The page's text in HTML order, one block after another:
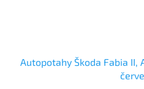
Autopotahy Škoda Fabia II,